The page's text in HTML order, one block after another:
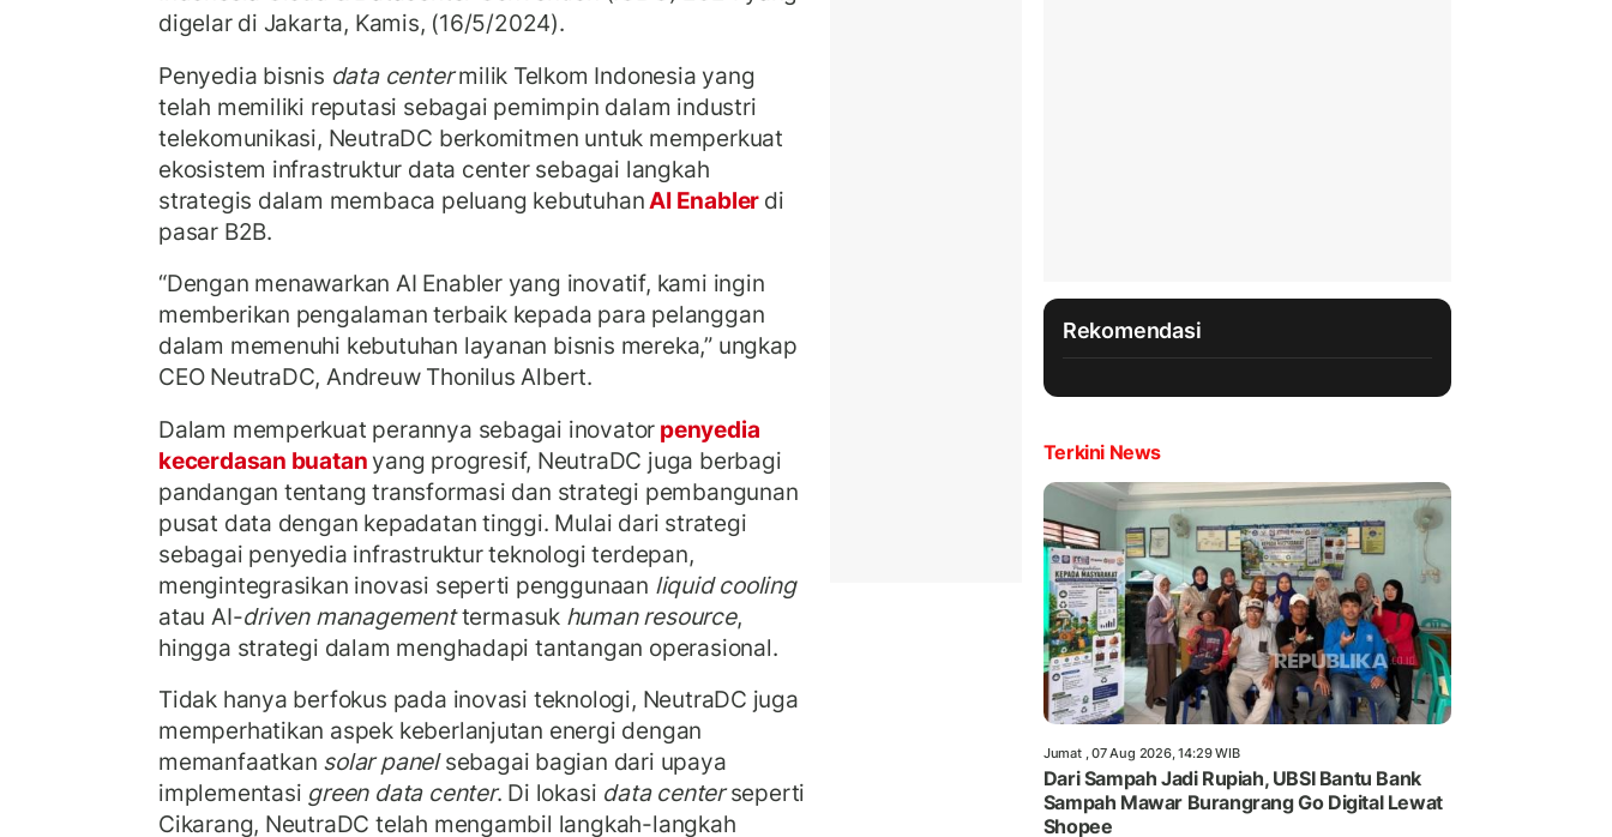
digelar di Jakarta, Kamis, (16/5/2024).
Penyedia bisnis data centermilik Telkom Indonesia yang
telah memiliki reputasi sebagai pemimpin dalam industri
telekomunikasi, NeutraDC berkomitmen untuk memperkuat
ekosistem infrastruktur data center sebagai langkah
strategis dalam membaca peluang kebutuhan AI Enabler di
pasar B2B.
“Dengan menawarkan AI Enabler yang inovatif, kami ingin
memberikan pengalaman terbaik kepada para pelanggan
dalam memenuhi kebutuhan layanan bisnis mereka,” ungkap
CEO NeutraDC, Andreuw Thonilus Albert.
Dalam memperkuat perannya sebagai inovator penyedia
kecerdasan buatan yang progresif, NeutraDC juga berbagi
pandangan tentang transformasi dan strategi pembangunan
pusat data dengan kepadatan tinggi. Mulai dari strategi
sebagai penyedia infrastruktur teknologi terdepan,
mengintegrasikan inovasi seperti penggunaan liquid cooling
atau AI-driven managementtermasuk human resource,
hingga strategi dalam menghadapi tantangan operasional.
Tidak hanya berfokus pada inovasi teknologi, NeutraDC juga
memperhatikan aspek keberlanjutan energi dengan
memanfaatkan solar panelsebagai bagian dari upaya
implementasi green data center. Di lokasi data centerseperti
Cikarang, NeutraDC telah mengambil langkah-langkah
Rekomendasi
Terkini News
Jumat , 07 Aug 2026, 14:29 WIB
Dari Sampah Jadi Rupiah, UBSI Bantu Bank
Sampah Mawar Burangrang Go Digital Lewat
Shopee